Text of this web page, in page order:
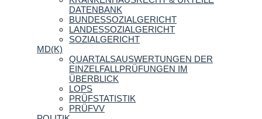
DATENBANK
BUNDESSOZIALGERICHT
LANDESSOZIALGERICHT
SOZIALGERICHT
MD(K)
QUARTALSAUSWERTUNGEN DER
EINZELFALLPRÜFUNGEN IM
ÜBERBLICK
LOPS
PRÜFSTATISTIK
PRÜFVV